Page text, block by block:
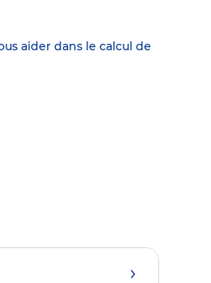
aider dans le calcul de